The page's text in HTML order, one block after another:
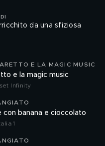
da una sfiziosa
E LA MAGIC MUSIC
e la magic music
Infinity
banana e cioccolato
1